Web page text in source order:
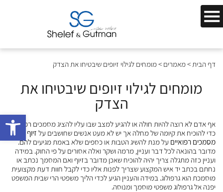
דף הבית >מאמרים >מומחים לגילוי זיופים שיבטיחו את הצדק
מומחים לגילוי זיופים שיבטיחו את
הצדק
אף אדם לא רוצה להיות חולה או להגיע למצב שבו עליו להציג מסמכים רפואיים
כדי להוכיח את קיומה של מחלה אך יש לא מעט אנשים שחושבים על זיוף
מסמכים רפואיים על מנת להשיג הטבות או כספים שלא באמת מגיעים להם.
מדובר בהונאה לכל דבר ועניין, מרמה ושקר ואלה אסורים על פי החוק. במידה
ועניין כזה מתגלה צריך יהיה להוכיח שאכן מדובר בזיוף ואם המסמך נכתב או
נחתם בכתב יד איש המקצוע שצריך לפנות אליו כדי לקבל חוות דעת מקצועית
מוסמכת הוא גרפולוג. במידה והעניין הגיע לכדי הליך משפטי הרי שבית המשפט
יפנה אל גרפולוג משפטי מוסמך ומנוסה.